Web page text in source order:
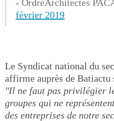
- OrdreArchitectes
février 2019
Le Syndicat national du
affirme auprès de
"Il ne faut pas privilégier
groupes qui ne
des entreprises de notre